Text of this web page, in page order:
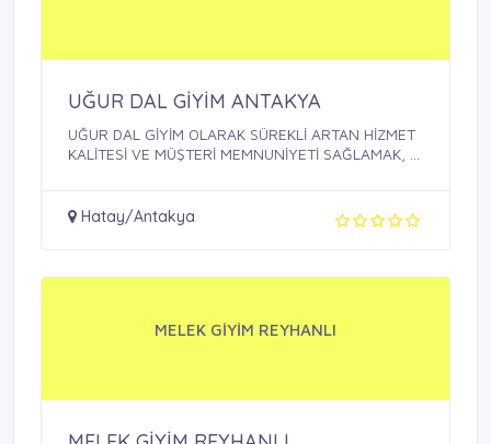
UĞUR DAL GİYİM ANTAKYA
UĞUR DAL GİYİM OLARAK SÜREKLİ ARTAN HİZMET
KALİTESİ VE MÜŞTERİ MEMNUNİYETİ SAĞLAMAK, ...
Hatay/Antakya
MELEK GİYİM REYHANLI